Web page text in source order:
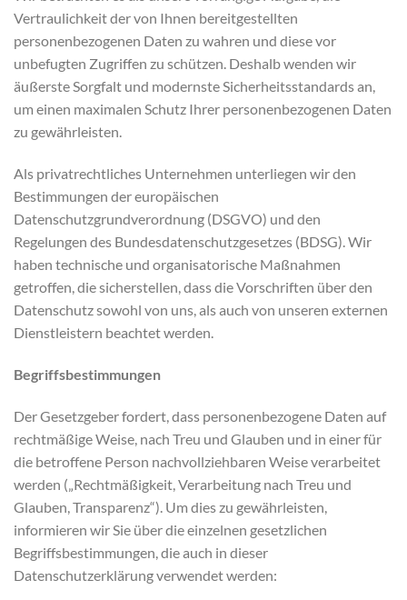
Vertraulichkeit der von Ihnen bereitgestellten
personenbezogenen Daten zu wahren und diese vor
unbefugten Zugriffen zu schützen. Deshalb wenden wir
äußerste Sorgfalt und modernste Sicherheitsstandards an,
um einen maximalen Schutz Ihrer personenbezogenen Daten
zu gewährleisten.
Als privatrechtliches Unternehmen unterliegen wir den
Bestimmungen der europäischen
Datenschutzgrundverordnung (DSGVO) und den
Regelungen des Bundesdatenschutzgesetzes (BDSG). Wir
haben technische und organisatorische Maßnahmen
getroffen, die sicherstellen, dass die Vorschriften über den
Datenschutz sowohl von uns, als auch von unseren externen
Dienstleistern beachtet werden.
Begriffsbestimmungen
Der Gesetzgeber fordert, dass personenbezogene Daten auf
rechtmäßige Weise, nach Treu und Glauben und in einer für
die betroffene Person nachvollziehbaren Weise verarbeitet
werden („Rechtmäßigkeit, Verarbeitung nach Treu und
Glauben, Transparenz“). Um dies zu gewährleisten,
informieren wir Sie über die einzelnen gesetzlichen
Begriffsbestimmungen, die auch in dieser
Datenschutzerklärung verwendet werden: